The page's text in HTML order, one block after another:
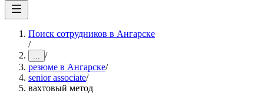
Поиск сотрудников в Ангарске
/
... /
резюме в Ангарске/
senior associate/
вахтовый метод